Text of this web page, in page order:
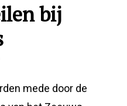
bij
mede door de